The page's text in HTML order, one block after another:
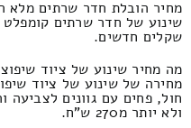
מחיר הובלת חדר שרתים מלא
שקלים חדשים.
מה מחיר שינוע של ציוד
מחירה של שינוע של ציוד
ולא יותר מ270 ש"ח.